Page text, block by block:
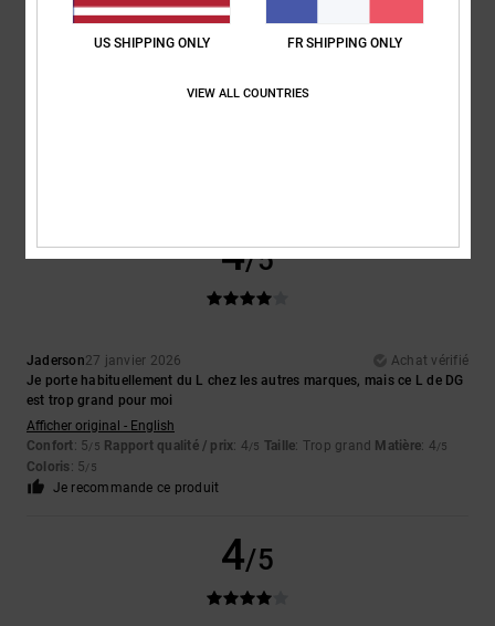
4 /5
4/5
Jaderson27 janvier 2026
Achat vérifié
Je porte habituellement du L chez les autres marques, mais ce L de DG
est trop grand pour moi
Afficher original - English
Confort: 5/5 Rapport qualité / prix: 4/5 Taille: Trop grand Matière: 4/5
Coloris: 5/5
Je recommande ce produit
4/5
US SHIPPING ONLY FR SHIPPING ONLY
VIEW ALL COUNTRIES